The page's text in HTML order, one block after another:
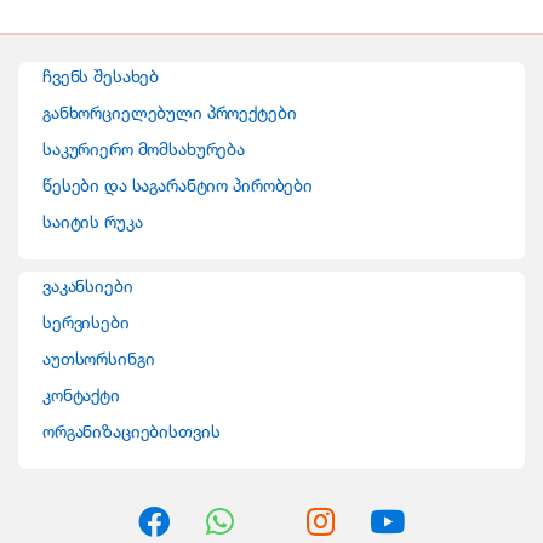
ჩვენს შესახებ
განხორციელებული პროექტები
საკურიერო მომსახურება
წესები და საგარანტიო პირობები
საიტის რუკა
ვაკანსიები
სერვისები
აუთსორსინგი
კონტაქტი
ორგანიზაციებისთვის